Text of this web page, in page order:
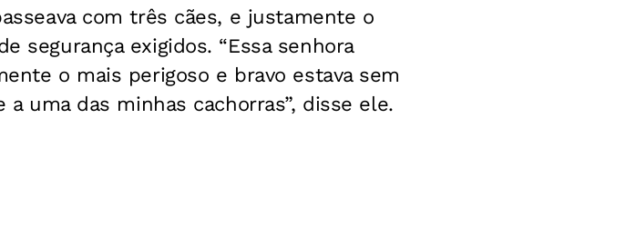
com três cães, e justamente o
segurança exigidos. “Essa senhora
o mais perigoso e bravo estava sem
uma das minhas cachorras”, disse ele.